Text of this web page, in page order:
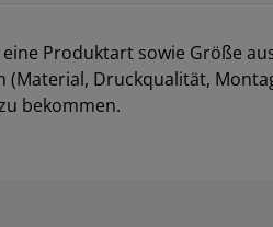
Produktart sowie Größe
Druckqualität,
bekommen.